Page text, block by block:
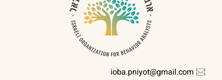
ioba.pniyot@gmail.com